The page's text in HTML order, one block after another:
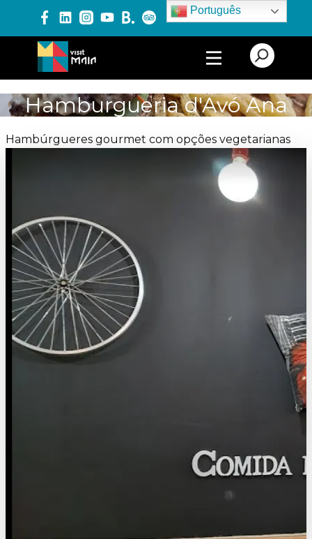
Português
PRODUTOS E SERVIÇOS
Hamburgueria d'Avó Ana
Hambúrgueres gourmet com opções vegetarianas